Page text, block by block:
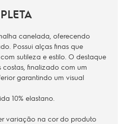
canelada, oferecendo
Possui alças finas que
sutileza e estilo. O destaque
finalizado com um
garantindo um visual
10% elastano.
variação na cor do produto